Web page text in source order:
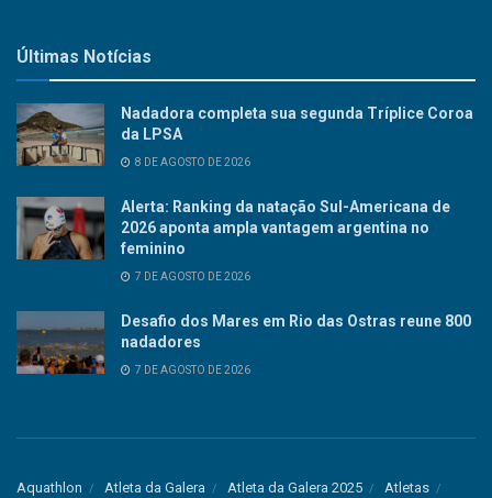
Últimas Notícias
Nadadora completa sua segunda Tríplice Coroa
da LPSA
8 DE AGOSTO DE 2026
Alerta: Ranking da natação Sul-Americana de
2026 aponta ampla vantagem argentina no
feminino
7 DE AGOSTO DE 2026
Desafio dos Mares em Rio das Ostras reune 800
nadadores
7 DE AGOSTO DE 2026
Aquathlon Atleta da Galera Atleta da Galera 2025
Atletas